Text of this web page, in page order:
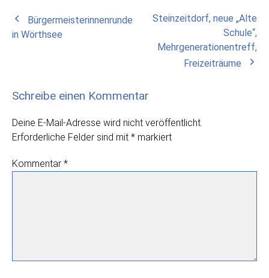
Beitragsnavigation
Bürgermeisterinnenrunde
in Wörthsee
Steinzeitdorf, neue „Alte
Schule“,
Mehrgenerationentreff,
Freizeiträume
Schreibe einen Kommentar
Deine E-Mail-Adresse wird nicht veröffentlicht.
Erforderliche Felder sind mit * markiert
Kommentar *